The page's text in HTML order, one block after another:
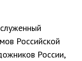
Российской
России,